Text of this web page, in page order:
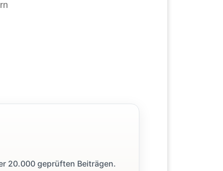
20.000 geprüften Beiträgen.